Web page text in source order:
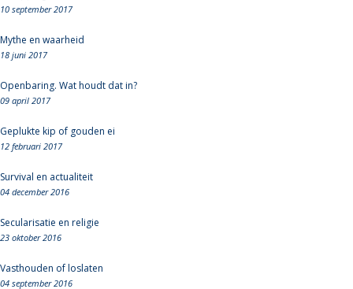
10 september 2017
Mythe en waarheid
18 juni 2017
Openbaring. Wat houdt dat in?
09 april 2017
Geplukte kip of gouden ei
12 februari 2017
Survival en actualiteit
04 december 2016
Secularisatie en religie
23 oktober 2016
Vasthouden of loslaten
04 september 2016